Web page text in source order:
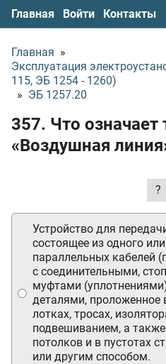
Главная Войти Контакты
Главная »
Эксплуатация
115, ЭБ 1254 - 1260)
» ЭБ 1257.20
357. Что означает
«Воздушная
?
Устройство для
состоящее из одного
параллельных кабелей
с соединительными,
муфтами
деталями, проложенное
лотках, тросах,
подвешиванием, а также
потолков и в пустотах
или другим способом.